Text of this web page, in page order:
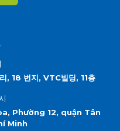
, 18 번지, VTC빌딩, 11층
Phường 12, quận Tân
Minh